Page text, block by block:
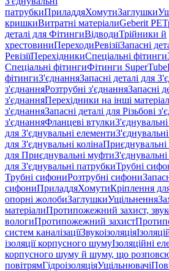
патрубкиПриладдяХомутиЗаглушки
кришкиВитратні матеріалиGeberit PE
деталі для ФітингиВідводиТрійники й
хрестовиниПереходиРевізіїЗапасні
РевізіїПерехідникиСпеціальні фітинги
Спеціальні фітингиФітинги SuperTube
фітингиЗ'єднанняЗапасні деталі для
з'єднанняРозтрубні з'єднанняЗапасні
з'єднанняПерехідники на інші
з'єднанняЗапасні деталі для Різьбові
з'єднанняФланцеві втулки
для З'єднувальні елементи
для З'єднувальні коліна
для Приєднувальні муфти
для З'єднувальні патрубкиТрубні
Трубні сифониРозтрубні сифони
сифониПриладдяХомутиКріплення
опорні жолобиЗаглушкиУщільнення
матеріалиПротипожежний захист,
вологиПротипожежний захист
систем каналізаціїЗвукоізоляція
ізоляції корпусного шумуІзоляційні
корпусного шуму й шуму, що
повітрямГідроізоляціяУщільнювачі